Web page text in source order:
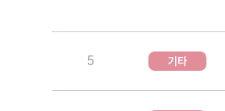
5 기타